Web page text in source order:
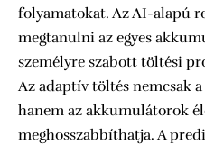
folyamatokat. Az AI-alapú
megtanulni az egyes
személyre szabott töltési
Az adaptív töltés nemcsak
hanem az akkumulátorok
meghosszabbíthatja. A